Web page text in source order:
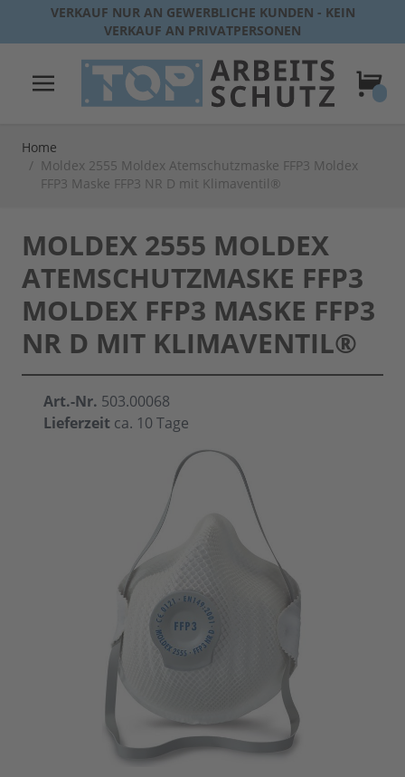
Direkt zum Inhalt
VERKAUF NUR AN GEWERBLICHE KUNDEN - KEIN
VERKAUF AN PRIVATPERSONEN
Home
/ Moldex 2555 Moldex Atemschutzmaske FFP3 Moldex
FFP3 Maske FFP3 NR D mit Klimaventil®
MOLDEX 2555 MOLDEX
ATEMSCHUTZMASKE FFP3
MOLDEX FFP3 MASKE FFP3
NR D MIT KLIMAVENTIL®
Art.-Nr. 503.00068
Lieferzeit ca. 10 Tage